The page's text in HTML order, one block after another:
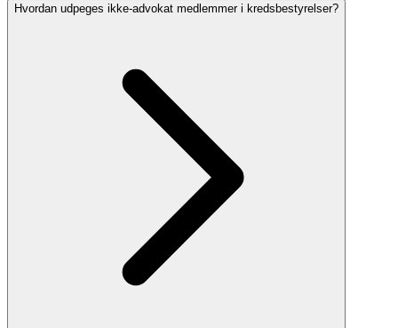
Hvordan udpeges ikke-advokat medlemmer i kredsbestyrelser?